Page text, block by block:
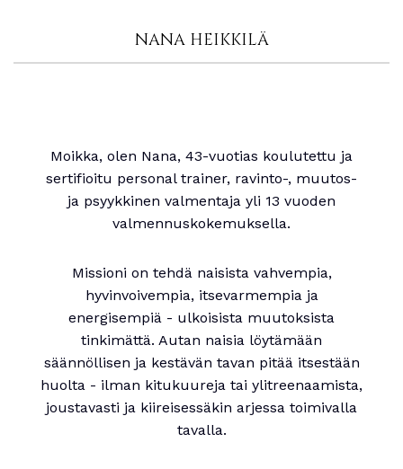
NANA HEIKKILÄ
Moikka, olen Nana, 43-vuotias koulutettu ja
sertifioitu personal trainer, ravinto-, muutos-
ja psyykkinen valmentaja yli 13 vuoden
valmennuskokemuksella.
Missioni on tehdä naisista vahvempia,
hyvinvoivempia, itsevarmempia ja
energisempiä - ulkoisista muutoksista
tinkimättä. Autan naisia löytämään
säännöllisen ja kestävän tavan pitää itsestään
huolta - ilman kitukuureja tai ylitreenaamista,
joustavasti ja kiireisessäkin arjessa toimivalla
tavalla.